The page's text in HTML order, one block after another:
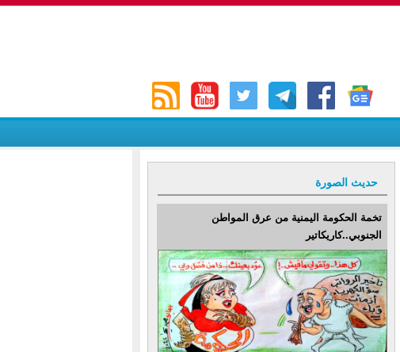
حديث الصورة
تخمة الحكومة اليمنية من عرق المواطن
الجنوبي..كاريكاتير